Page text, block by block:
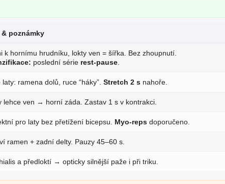
poznámky
k hornímu hrudníku, lokty ven = šířka. Bez zhoupnutí.
poslední série rest-pause
laty: ramena dolů, ruce “háky”. Stretch 2 s nahoře.
lehce ven → horní záda. Zastav 1 s v kontrakci.
pro laty bez přetížení bicepsu. Myo-reps doporučeno.
ramen + zadní delty. Pauzy 45–60 s.
a předloktí → opticky silnější paže i při triku.